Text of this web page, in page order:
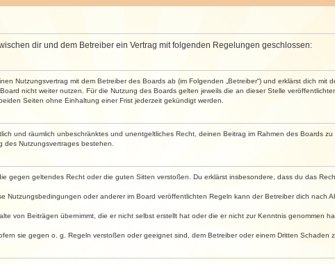
dir und dem Betreiber ein Vertrag mit folgenden Regelungen geschlossen:
Nutzungsvertrag mit dem Betreiber des Boards ab (im Folgenden „Betreiber“) und erklärst dich
nicht weiter nutzen. Für die Nutzung des Boards gelten jeweils die an dieser Stelle
Seiten ohne Einhaltung einer Frist jederzeit gekündigt werden.
und räumlich unbeschränktes und unentgeltliches Recht, deinen Beitrag im Rahmen des Boards zu
Nutzungsvertrages bestehen.
gegen geltendes Recht oder die guten Sitten verstoßen. Du erklärst insbesondere, dass du das
Nutzungsbedingungen oder anderer im Board veröffentlichten Regeln kann der Betreiber dich nach
von Beiträgen übernimmt, die er nicht selbst erstellt hat oder die er nicht zur Kenntnis genommen
sie gegen o. g. Regeln verstoßen oder geeignet sind, dem Betreiber oder einem Dritten Schaden